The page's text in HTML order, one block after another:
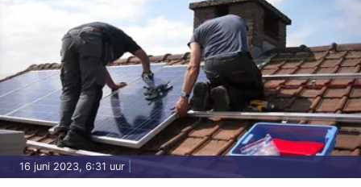
16 juni 2023, 6:31 uur